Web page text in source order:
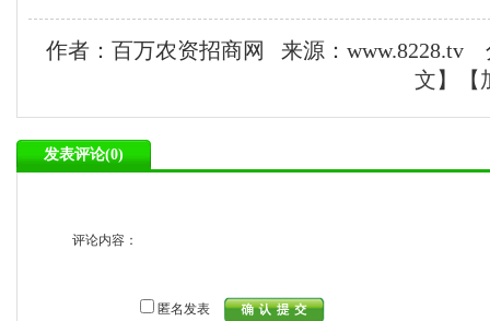
作者：百万农资招商网 来源：
文】【
发表评论(0)
评论内容：
匿名发表